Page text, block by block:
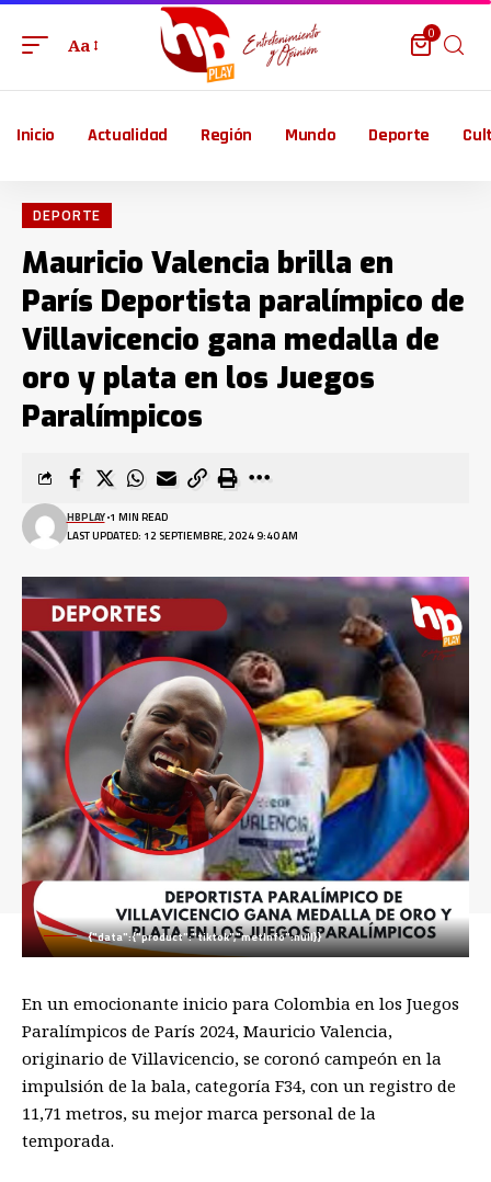
Aa
0
Inicio Actualidad Región Mundo Deporte
DEPORTE
Mauricio Valencia brilla en
París Deportista paralímpico de
Villavicencio gana medalla de
oro y plata en los Juegos
Paralímpicos
LAST UPDATED: 12 SEPTIEMBRE, 2024 9:40 AM
HBPLAY 1 MIN READ
{"data":{"product":"tiktok","metInfo":null}}
En un emocionante inicio para Colombia en los Juegos
Paralímpicos de París 2024, Mauricio Valencia,
originario de Villavicencio, se coronó campeón en la
impulsión de la bala, categoría F34, con un registro de
11,71 metros, su mejor marca personal de la
temporada.